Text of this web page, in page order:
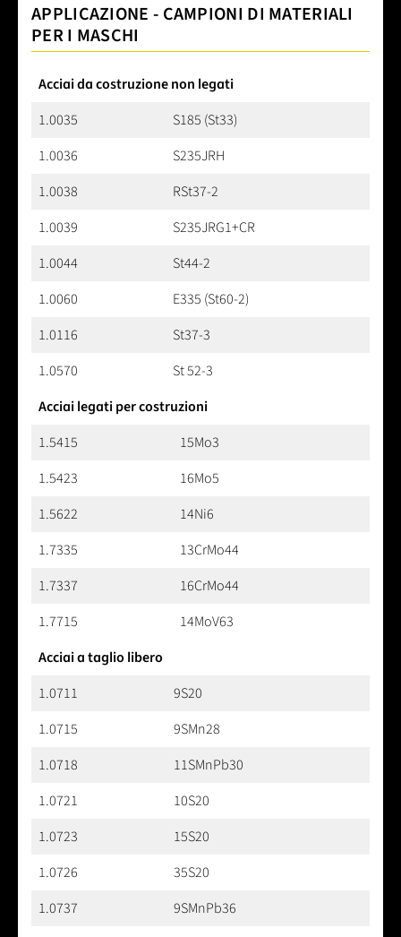
APPLICAZIONE - CAMPIONI DI MATERIALI
PER I MASCHI
Acciai da costruzione non legati
1.0035
S185 (St33)
1.0036
S235JRH
1.0038
RSt37-2
1.0039
S235JRG1+CR
1.0044
St44-2
1.0060
E335 (St60-2)
1.0116
St37-3
1.0570
St 52-3
Acciai legati per costruzioni
1.5415
15Mo3
1.5423
16Mo5
1.5622
14Ni6
1.7335
13CrMo44
1.7337
16CrMo44
1.7715
14MoV63
Acciai a taglio libero
1.0711
9S20
1.0715
9SMn28
1.0718
11SMnPb30
1.0721
10S20
1.0723
15S20
1.0726
35S20
1.0737
9SMnPb36